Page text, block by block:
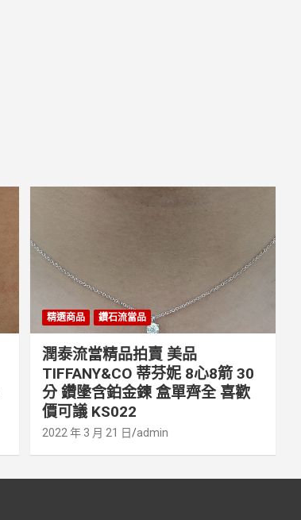
精選商品 鑽石流當品
潤泰流當精品拍賣 美品
TIFFANY&CO 蒂芬妮 8心8箭 30
分 鑽墬含鉑金鍊 盒單齊全 喜歡
價可議 KS022
2022 年 3 月 21 日 admin